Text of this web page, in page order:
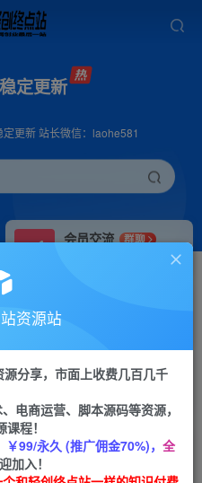
定更新
更新 站长微信：laohe581
会员交流
群聊
APP下载
Down
资源站
分享，市面上收费几百几千
电商运营、脚本源码等资源，
程！
￥99/永久 (推广佣金70%)， 全
加入！